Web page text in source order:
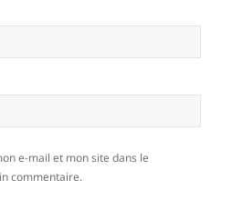
e-mail et mon site dans le
commentaire.